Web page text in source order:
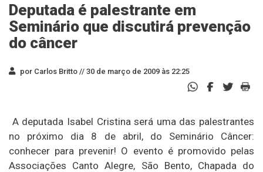
Deputada é palestrante em
Seminário que discutirá prevenção
do câncer
por Carlos Britto // 30 de março de 2009 às 22:25
A deputada Isabel Cristina será uma das palestrantes
no próximo dia 8 de abril, do Seminário Câncer:
conhecer para prevenir! O evento é promovido pelas
Associações Canto Alegre, São Bento, Chapada do